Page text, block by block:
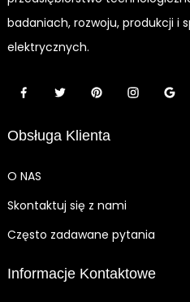
badaniach, rozwoju, produkcji i
elektrycznych.
Obsługa Klienta
O NAS
Skontaktuj się z nami
Często zadawane pytania
Informacje Kontaktowe